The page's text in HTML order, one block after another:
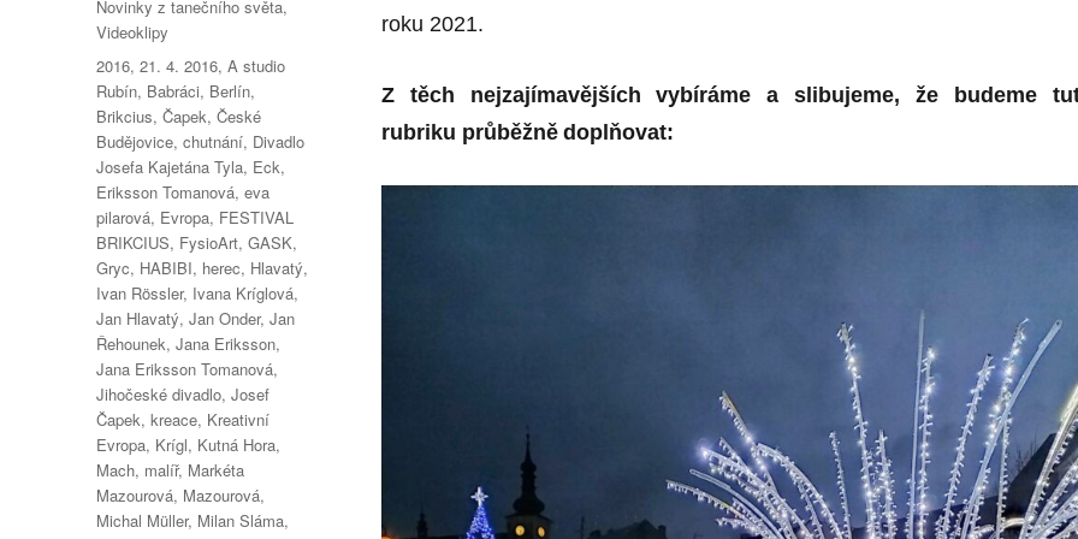
roku 2021.
Z těch nejzajímavějších vybíráme a slibujeme, že budeme
rubriku průběžně doplňovat:
Rubriky:
Novinky z tanečního světa,
Videoklipy
Štítky:
2016,21. 4. 2016,A studio
Rubín, Babráci, Berlín,
Brikcius,Čapek,České
Budějovice,chutnání, Divadlo
Josefa Kajetána Tyla, Eck,
Eriksson Tomanová,eva
pilarová, Evropa, FESTIVAL
BRIKCIUS, FysioArt,GASK,
Gryc, HABIBI, herec, Hlavatý,
Ivan Rössler, Ivana Kríglová,
Jan Hlavatý,Jan Onder,Jan
Řehounek,Jana Eriksson,
Jana Eriksson Tomanová,
Jihočeské divadlo,Josef
Čapek,kreace, Kreativní
Evropa, Krígl, Kutná Hora,
Mach, malíř, Markéta
Mazourová, Mazourová,
Michal Müller, Milan Sláma,